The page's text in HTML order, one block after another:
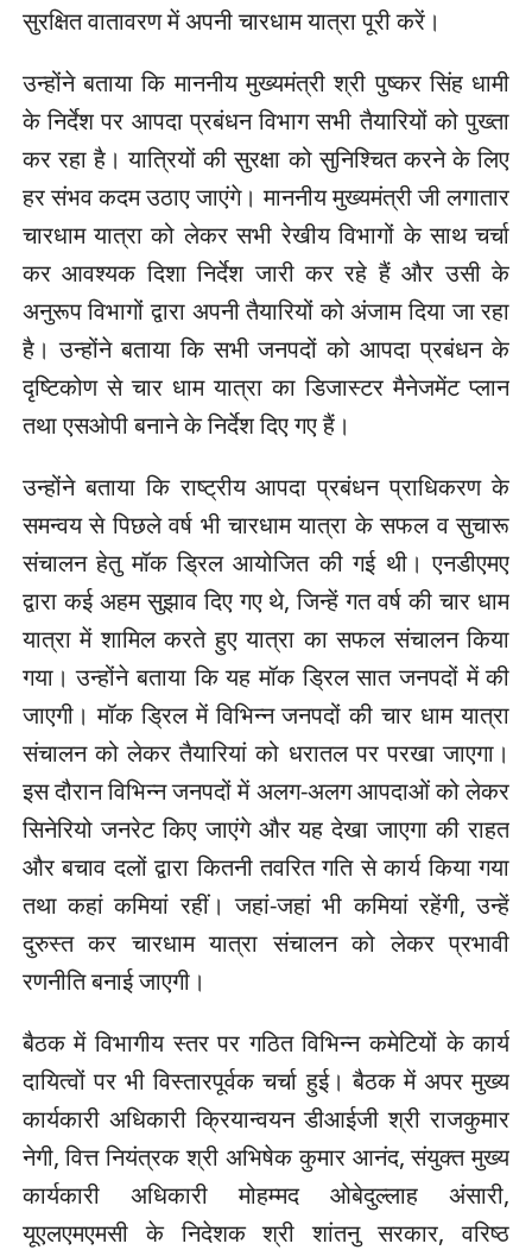
सुरक्षित वातावरण में अपनी चारधाम यात्रा पूरी करें।
उन्होंने बताया कि माननीय मुख्यमंत्री श्री पुष्कर सिंह धामी
के निर्देश पर आपदा प्रबंधन विभाग सभी तैयारियों को पुख्ता
कर रहा है। यात्रियों की सुरक्षा को सुनिश्चित करने के लिए
हर संभव कदम उठाए जाएंगे। माननीय मुख्यमंत्री जी लगातार
चारधाम यात्रा को लेकर सभी रेखीय विभागों के साथ चर्चा
कर आवश्यक दिशा निर्देश जारी कर रहे हैं और उसी के
अनुरूप विभागों द्वारा अपनी तैयारियों को अंजाम दिया जा रहा
है। उन्होंने बताया कि सभी जनपदों को आपदा प्रबंधन के
दृष्टिकोण से चार धाम यात्रा का डिजास्टर मैनेजमेंट प्लान
तथा एसओपी बनाने के निर्देश दिए गए हैं।
उन्होंने बताया कि राष्ट्रीय आपदा प्रबंधन प्राधिकरण के
समन्वय से पिछले वर्ष भी चारधाम यात्रा के सफल व सुचारू
संचालन हेतु मॉक ड्रिल आयोजित की गई थी। एनडीएमए
द्वारा कई अहम सुझाव दिए गए थे, जिन्हें गत वर्ष की चार धाम
यात्रा में शामिल करते हुए यात्रा का सफल संचालन किया
गया। उन्होंने बताया कि यह मॉक ड्रिल सात जनपदों में की
जाएगी। मॉक ड्रिल में विभिन्न जनपदों की चार धाम यात्रा
संचालन को लेकर तैयारियां को धरातल पर परखा जाएगा।
इस दौरान विभिन्न जनपदों में अलग-अलग आपदाओं को लेकर
सिनेरियो जनरेट किए जाएंगे और यह देखा जाएगा की राहत
और बचाव दलों द्वारा कितनी तवरित गति से कार्य किया गया
तथा कहां कमियां रहीं। जहां-जहां भी कमियां रहेंगी, उन्हें
दुरुस्त कर चारधाम यात्रा संचालन को लेकर प्रभावी
रणनीति बनाई जाएगी।
बैठक में विभागीय स्तर पर गठित विभिन्न कमेटियों के कार्य
दायित्वों पर भी विस्तारपूर्वक चर्चा हुई। बैठक में अपर मुख्य
कार्यकारी अधिकारी क्रियान्वयन डीआईजी श्री राजकुमार
नेगी, वित्त नियंत्रक श्री अभिषेक कुमार आनंद, संयुक्त मुख्य
कार्यकारी अधिकारी मोहम्मद ओबेदुल्लाह अंसारी,
यूएलएमएमसी के निदेशक श्री शांतनु सरकार, वरिष्ठ